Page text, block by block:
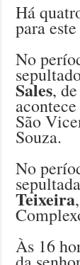
Há
para
No
Sales,
São
Souza.
No
Teixeira
Às 16